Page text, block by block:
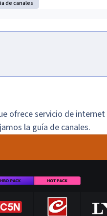
de canales
ofrece servicio de
la guía de canales.